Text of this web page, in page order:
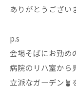
ありがとうござい
p.s
会場そばにお勤め
病院のリハ室から
立派なガーデン🪴